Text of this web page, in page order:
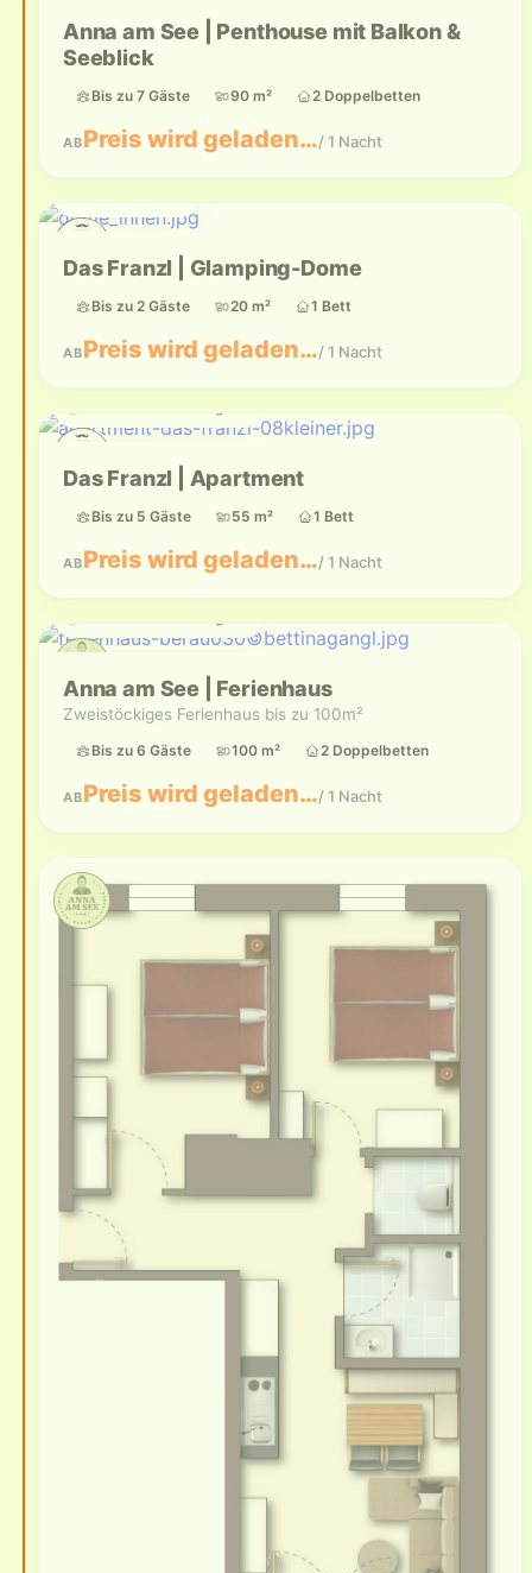
Anna am See | Penthouse mit Balkon &
Seeblick
Bis zu 7 Gäste 90 m² 2 Doppelbetten
ABPreis wird geladen…/ 1 Nacht
Das Franzl | Glamping-Dome
Bis zu 2 Gäste 20 m² 1 Bett
ABPreis wird geladen…/ 1 Nacht
Das Franzl | Apartment
Bis zu 5 Gäste 55 m² 1 Bett
ABPreis wird geladen…/ 1 Nacht
Anna am See | Ferienhaus
Zweistöckiges Ferienhaus bis zu 100m²
Bis zu 6 Gäste 100 m² 2 Doppelbetten
ABPreis wird geladen…/ 1 Nacht